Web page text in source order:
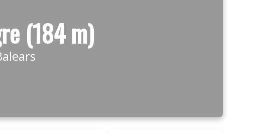
(184 m)